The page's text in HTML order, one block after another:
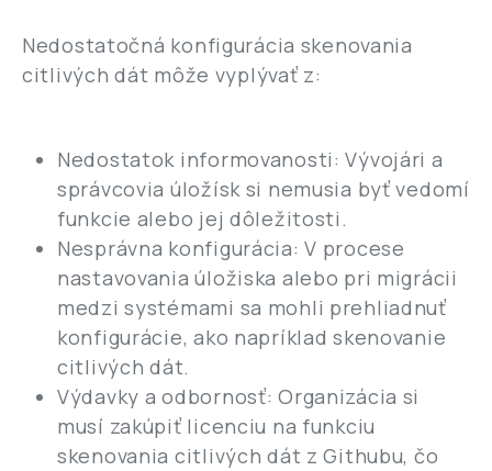
Nedostatočná konfigurácia skenovania
citlivých dát môže vyplývať z:
Nedostatok informovanosti: Vývojári a
správcovia úložísk si nemusia byť vedomí
funkcie alebo jej dôležitosti.
Nesprávna konfigurácia: V procese
nastavovania úložiska alebo pri migrácii
medzi systémami sa mohli prehliadnuť
konfigurácie, ako napríklad skenovanie
citlivých dát.
Výdavky a odbornosť: Organizácia si
musí zakúpiť licenciu na funkciu
skenovania citlivých dát z Githubu, čo